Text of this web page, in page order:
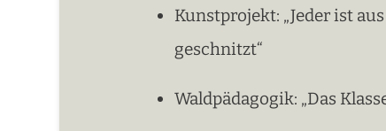
Kunstprojekt: „Jeder ist
geschnitzt“
Waldpädagogik: „Das